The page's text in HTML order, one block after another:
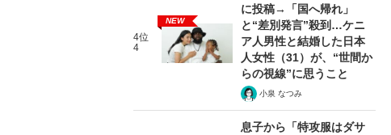
4位
4
NEW
に投稿→「国へ帰れ」
と“差別発言”殺到…ケニ
ア人男性と結婚した日本
人女性（31）が、“世間か
らの視線”に思うこと
小泉 なつみ
息子から「特攻服はダサ